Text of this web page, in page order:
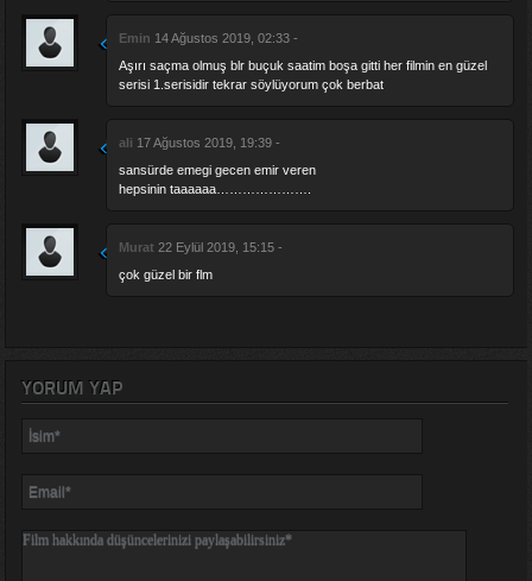
Emin 14 Ağustos 2019, 02:33 -
Aşırı saçma olmuş blr buçuk saatim boşa gitti her filmin en güzel
serisi 1.serisidir tekrar söylüyorum çok berbat
ali 17 Ağustos 2019, 19:39 -
sansürde emegi gecen emir veren
hepsinin taaaaaa………………….
Murat 22 Eylül 2019, 15:15 -
çok güzel bir flm
YORUM YAP